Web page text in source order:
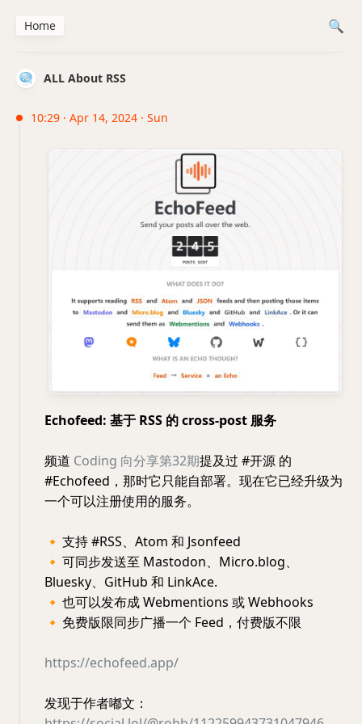
ALL About RSS
10:29 · Apr 14, 2024 · Sun
Echofeed: 基于 RSS 的 cross-post 服务
频道 Coding 向分享第32期提及过 #开源 的
#Echofeed，那时它只能自部署。现在它已经升级为
一个可以注册使用的服务。
🔸 支持 #RSS、Atom 和 Jsonfeed
🔸 可同步发送至 Mastodon、Micro.blog、
Bluesky、GitHub 和 LinkAce.
🔸 也可以发布成 Webmentions 或 Webhooks
🔸 免费版限同步广播一个 Feed，付费版不限
https://echofeed.app/
发现于作者嘟文：
Home